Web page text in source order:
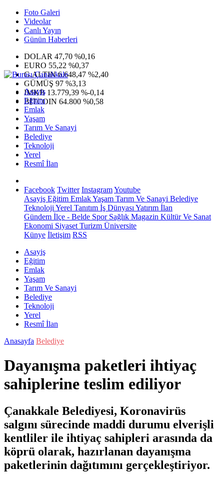
Foto Galeri
Videolar
Canlı Yayın
Günün Haberleri
DOLAR 47,70 %0,16
EURO 55,22 %0,37
G.ALTIN6.648,47 %2,40
GÜMÜŞ 97 %3,13
IMKB 13.779,39 %-0,14
BITCOIN 64.800 %0,58
Asayiş
Eğitim
Emlak
Yaşam
Tarım Ve Sanayi
Belediye
Teknoloji
Yerel
Resmî İlan
Facebook Twitter InstagramYoutube
Asayiş Eğitim EmlakYaşam Tarım Ve Sanayi Belediye
Teknoloji Yerel Tanıtım İş Dünyası Yatırım İlan
Gündem İlçe - Belde SporSağlık Magazin Kültür Ve Sanat
Ekonomi Siyaset Turizm Üniversite
Künye İletişim RSS
Asayiş
Eğitim
Emlak
Yaşam
Tarım Ve Sanayi
Belediye
Teknoloji
Yerel
Resmî İlan
Anasayfa Belediye
Dayanışma paketleri ihtiyaç
sahiplerine teslim ediliyor
Çanakkale Belediyesi, Koronavirüs
salgını sürecinde maddi durumu elverişli
kentliler ile ihtiyaç sahipleri arasında da
köprü olarak, hazırlanan dayanışma
paketlerinin dağıtımını gerçekleştiriyor.